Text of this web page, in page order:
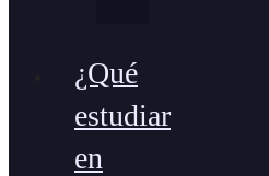
¿Qué
estudiar
en